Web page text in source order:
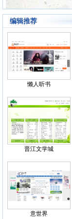
编辑推荐
懒人听书
晋江文学城
意世界